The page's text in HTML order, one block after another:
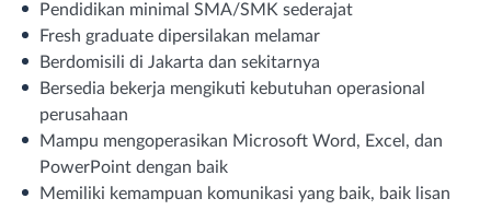
Pendidikan minimal SMA/SMK sederajat
Fresh graduate dipersilakan melamar
Berdomisili di Jakarta dan sekitarnya
Bersedia bekerja mengikuti kebutuhan operasional
perusahaan
Mampu mengoperasikan Microsoft Word, Excel, dan
PowerPoint dengan baik
Memiliki kemampuan komunikasi yang baik, baik lisan